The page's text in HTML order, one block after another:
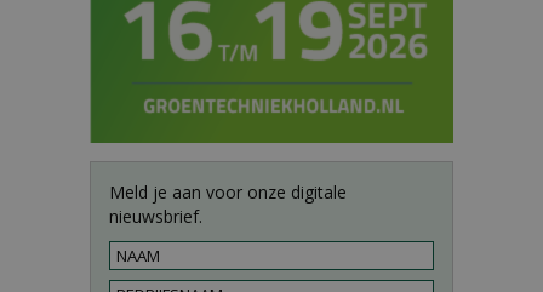
Meld je aan voor onze digitale
nieuwsbrief.